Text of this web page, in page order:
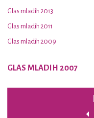
Glas mladih 2013
Glas mladih 2011
Glas mladih 2009
GLAS MLADIH 2007